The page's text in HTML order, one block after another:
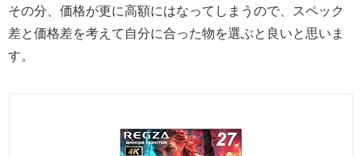
その分、価格が更に高額にはなってしまうので、スペック
差と価格差を考えて自分に合った物を選ぶと良いと思いま
す。